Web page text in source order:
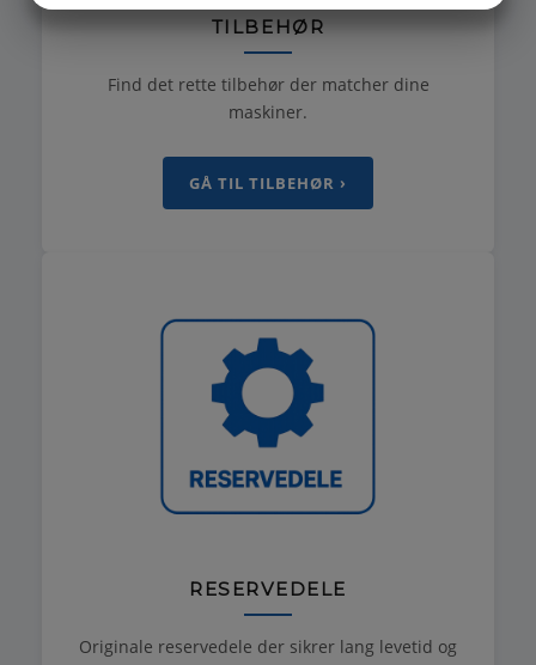
TILBEHØR
Find det rette tilbehør der matcher dine
maskiner.
GÅ TIL TILBEHØR ›
RESERVEDELE
Originale reservedele der sikrer lang levetid og
MARKETING